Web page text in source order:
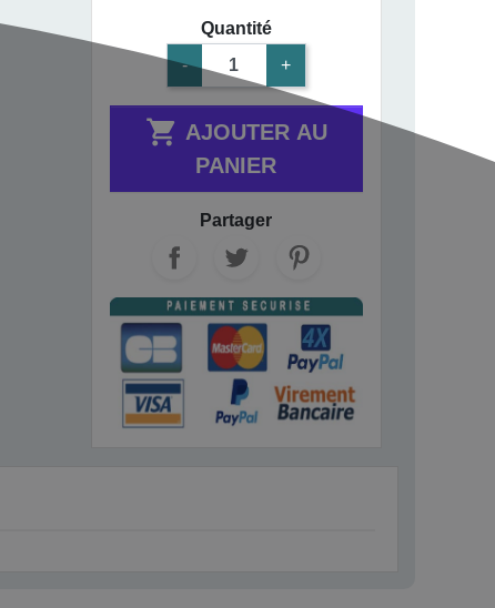
Quantité
-
+

PANIER
Partager